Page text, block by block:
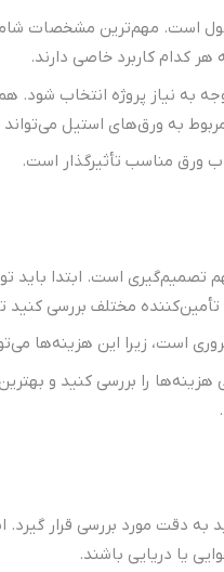
است. مهم‌ترین مشخصات
کدام کاربرد خاصی دارند.
به نیاز پروژه انتخاب شود.
به ورق‌های استیل
ورق مناسب تأثیرگذار است.
است. ابتدا باید
مختلف بررسی کنید
است، زیرا این هزینه‌ها
هزینه‌ها را بررسی کنید و
دقت مورد بررسی قرار
یا دریایی باشند.